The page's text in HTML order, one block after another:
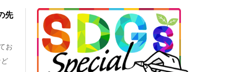
先
お